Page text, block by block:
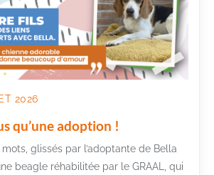
2026
qu’une adoption !
glissés par l’adoptante de Bella
beagle réhabilitée par le GRAAL, qui